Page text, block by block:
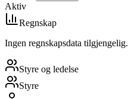
Aktiv
Regnskap
Ingen regnskapsdata tilgjengelig.
Styre og ledelse
Styre